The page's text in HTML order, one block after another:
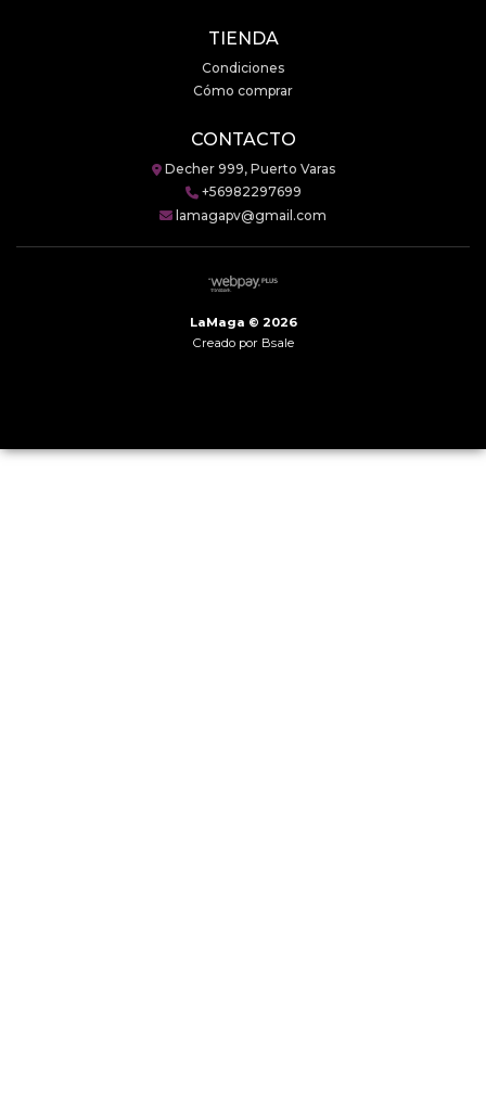
TIENDA
Condiciones
Cómo comprar
CONTACTO
Decher 999, Puerto Varas
+56982297699
lamagapv@gmail.com
LaMaga © 2026
Creado por Bsale